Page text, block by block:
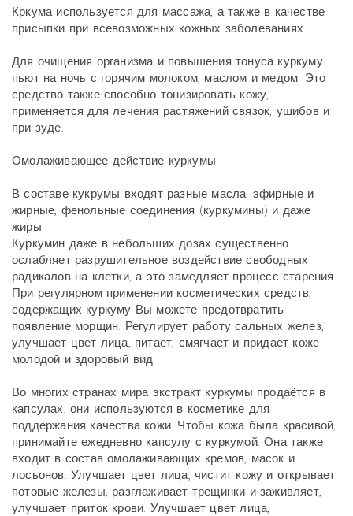
Кркума используется для массажа, а также в качестве
присыпки при всевозможных кожных заболеваниях.
Для очищения организма и повышения тонуса куркуму
пьют на ночь с горячим молоком, маслом и медом. Это
средство также способно тонизировать кожу,
применяется для лечения растяжений связок, ушибов и
при зуде.
Омолаживающее действие куркумы
В составе кукрумы входят разные масла: эфирные и
жирные, фенольные соединения (куркумины) и даже
жиры.
Куркумин даже в небольших дозах существенно
ослабляет разрушительное воздействие свободных
радикалов на клетки, а это замедляет процесс старения.
При регулярном применении косметических средств,
содержащих куркуму Вы можете предотвратить
появление морщин. Регулирует работу сальных желез,
улучшает цвет лица, питает, смягчает и придает коже
молодой и здоровый вид.
Во многих странах мира экстракт куркумы продаётся в
капсулах, они используются в косметике для
поддержания качества кожи. Чтобы кожа была красивой,
принимайте ежедневно капсулу с куркумой. Она также
входит в состав омолаживающих кремов, масок и
лосьонов. Улучшает цвет лица, чистит кожу и открывает
потовые железы, разглаживает трещинки и заживляет,
улучшает приток крови. Улучшает цвет лица,